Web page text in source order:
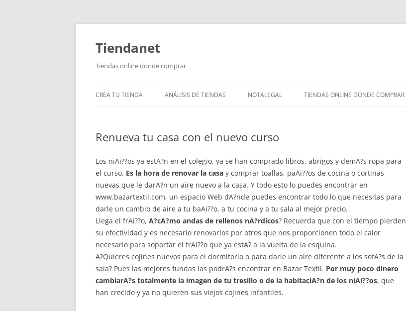
Saltar
contenido
Tiendanet
Tiendas online donde comprar
CREA TU TIENDA ANÁLISIS DE TIENDAS NOTALEGAL TIENDAS ONLINE DONDE COMPRAR
Renueva tu casa con el nuevo curso
Los niAi??os ya estA?n en el colegio, ya se han comprado libros, abrigos y demA?s ropa para
el curso. Es la hora de renovar la casa y comprar toallas, paAi??os de cocina o cortinas
nuevas que le darA?n un aire nuevo a la casa. Y todo esto lo puedes encontrar en
www.bazartextil.com, un espacio Web dA?nde puedes encontrar todo lo que necesitas para
darle un cambio de aire a tu baAi??o, a tu cocina y a tu sala al mejor precio.
Llega el frAi??o, A?cA?mo andas de rellenos nA?rdicos? Recuerda que con el tiempo pierden
su efectividad y es necesario renovarlos por otros que nos proporcionen todo el calor
necesario para soportar el frAi??o que ya estA? a la vuelta de la esquina.
A?Quieres cojines nuevos para el dormitorio o para darle un aire diferente a los sofA?s de la
sala? Pues las mejores fundas las podrA?s encontrar en Bazar Textil. Por muy poco dinero
cambiarA?s totalmente la imagen de tu tresillo o de la habitaciA?n de los niAi??os, que
han crecido y ya no quieren sus viejos cojines infantiles.